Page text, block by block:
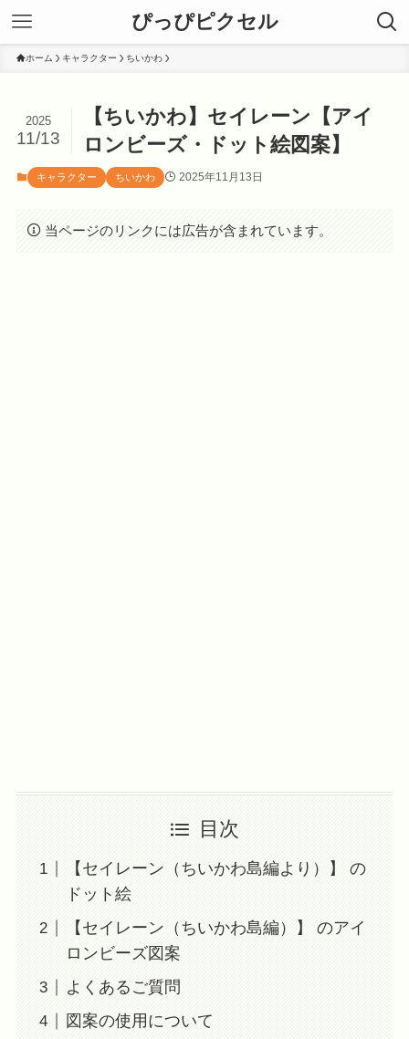
ぴっぴピクセル
ホーム キャラクター ちいかわ
【ちいかわ】セイレーン【アイ
ロンビーズ・ドット絵図案】
2025
11/13
キャラクター ちいかわ 2025年11月13日
当ページのリンクには広告が含まれています。
目次
【セイレーン（ちいかわ島編より）】 の
ドット絵
【セイレーン（ちいかわ島編）】 のアイ
ロンビーズ図案
よくあるご質問
図案の使用について